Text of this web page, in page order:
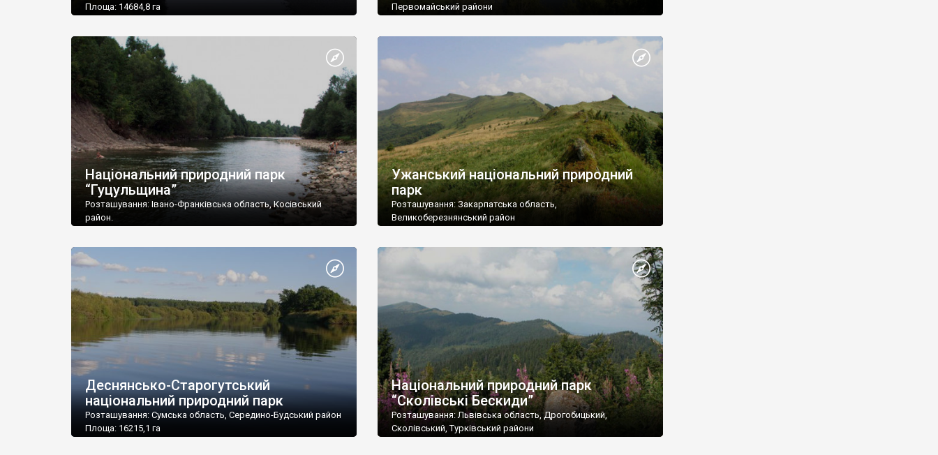
Площа: 14684,8 га
Поштова адреса: 77100, Івано-Франківська обл., м. Галич,
вул. Галич-Гора, 1
Тел./Факс: (03431) 22-113
E-mail: galychnpp@mail.ru
Первомайський райони
Поштова адреса: 63436, Харківська обл., Зміївський р-н, с.
Задонецьке, вул.
Національний природний парк
“Гуцульщина”
Розташування: Івано-Франківська область, Косівський
район.
природного середовища України
Поштова адреса: 78600, Івано-Франківська обл., Косівський
Телефон: (03478) 2-23-53
Факс: : (03478) 2-22-23
E-mail: kosiv_npp@email.su; park@email.su
Ужанський національний природний
парк
Розташування: Закарпатська область,
Великоберезнянський район
Деснянсько-Старогутський
національний природний парк
Розташування: Сумська область, Середино-Будський район
Площа: 16215,1 га
Національний природний парк
“Сколівські Бескиди”
Розташування: Львівська область, Дрогобицький,
Сколівський, Турківський райони